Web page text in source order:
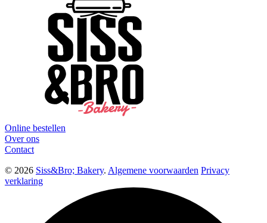
Online bestellen
Over ons
Contact
© 2026 Siss&Bro; Bakery. Algemene voorwaarden Privacy
verklaring